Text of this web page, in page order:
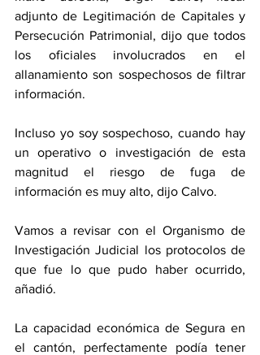
adjunto de Legitimación de Capitales y
Persecución Patrimonial, dijo que todos
los oficiales involucrados en el
allanamiento son sospechosos de filtrar
información.
Incluso yo soy sospechoso, cuando hay
un operativo o investigación de esta
magnitud el riesgo de fuga de
información es muy alto, dijo Calvo.
Vamos a revisar con el Organismo de
Investigación Judicial los protocolos de
que fue lo que pudo haber ocurrido,
añadió.
La capacidad económica de Segura en
el cantón, perfectamente podía tener